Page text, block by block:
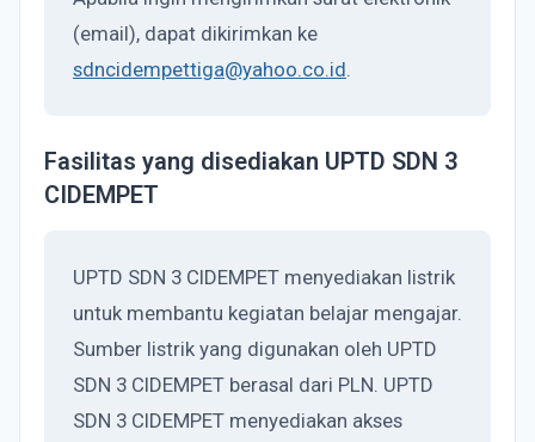
(email), dapat dikirimkan ke
sdncidempettiga@yahoo.co.id.
Fasilitas yang disediakan UPTD SDN 3
CIDEMPET
UPTD SDN 3 CIDEMPET menyediakan listrik
untuk membantu kegiatan belajar mengajar.
Sumber listrik yang digunakan oleh UPTD
SDN 3 CIDEMPET berasal dari PLN. UPTD
SDN 3 CIDEMPET menyediakan akses